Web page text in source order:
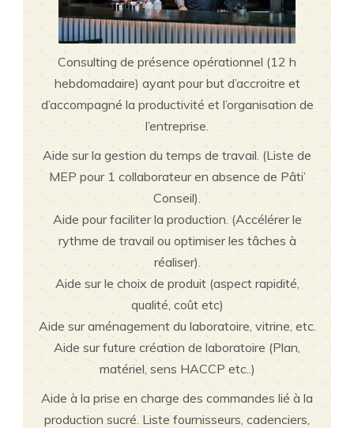
Consulting de présence opérationnel (12 h
hebdomadaire) ayant pour but d’accroitre et
d’accompagné la productivité et l’organisation de
l’entreprise.
Aide sur la gestion du temps de travail. (Liste de
MEP pour 1 collaborateur en absence de Pâti’
Conseil).
Aide pour faciliter la production. (Accélérer le
rythme de travail ou optimiser les tâches à
réaliser).
Aide sur le choix de produit (aspect rapidité,
qualité, coût etc)
Aide sur aménagement du laboratoire, vitrine, etc.
Aide sur future création de laboratoire (Plan,
matériel, sens HACCP etc..)
Aide à la prise en charge des commandes lié à la
production sucré. Liste fournisseurs, cadenciers,